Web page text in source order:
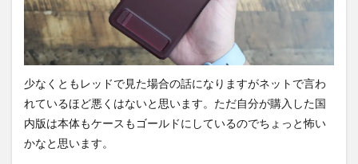
少なくともレッドで見た場合の話になりますがネットで言わ
れているほど悪くはないと思います。ただ自分が購入した国
内版は本体もケースもゴールドにしているのでちょっと怖い
かなと思います。